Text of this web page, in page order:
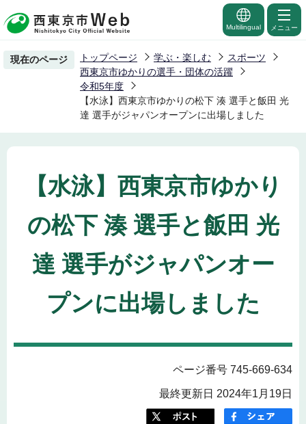
の
ー
Multilingual メニュー
現在のページ トップページ 学ぶ・楽しむ
スポーツ
西東京市ゆかりの選手・団体の活躍
令和5年度
【水泳】西東京市ゆかりの松下 湊 選手と飯田 光
達 選手がジャパンオープンに出場しました
【水泳】西東京市ゆかり
の松下 湊 選手と飯田 光
達 選手がジャパンオー
プンに出場しました
ページ番号 745-669-634
最終更新日 2024年1月19日